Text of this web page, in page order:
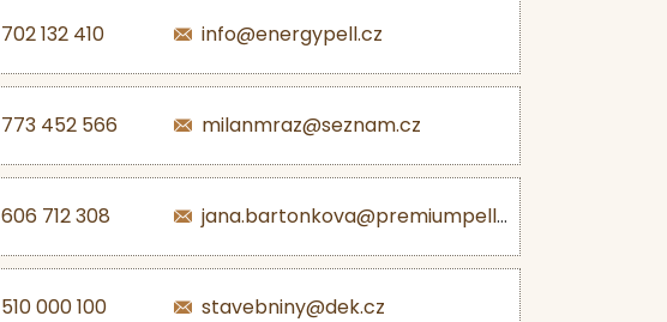
702 132 410 info@energypell.cz
773 452 566 milanmraz@seznam.cz
606 712 308 jana.bartonkova@premiumpellets.cz
510 000 100 stavebniny@dek.cz